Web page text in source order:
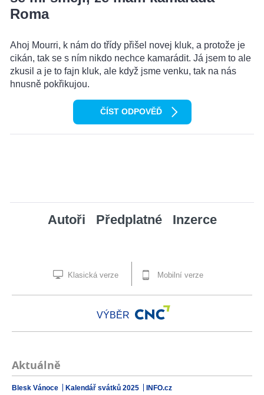
Roma
Ahoj Mourri, k nám do třídy přišel novej kluk, a protože je
cikán, tak se s ním nikdo nechce kamarádit. Já jsem to ale
zkusil a je to fajn kluk, ale když jsme venku, tak na nás
hnusně pokřikujou.
ČÍST ODPOVĚĎ
Autoři Předplatné Inzerce
Klasická verze Mobilní verze
VÝBĚR
Aktuálně
Blesk Vánoce Kalendář svátků 2025 INFO.cz